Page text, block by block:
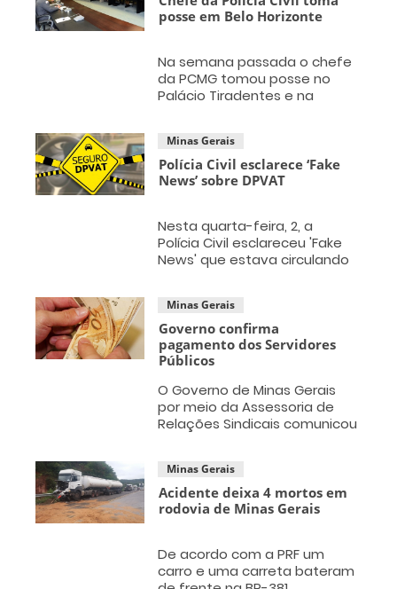
posse em Belo Horizonte
Na semana passada o chefe
da PCMG tomou posse no
Palácio Tiradentes e na
Romeu Zema.
Minas Gerais
Polícia Civil esclarece ‘Fake
News’ sobre DPVAT
Nesta quarta-feira, 2, a
Polícia Civil esclareceu 'Fake
News' que estava circulando
Minas Gerais
Governo confirma
pagamento dos Servidores
Públicos
O Governo de Minas Gerais
por meio da Assessoria de
Relações Sindicais comunicou
Servidores Públicos Estaduais
ativos e inativos
Minas Gerais
Acidente deixa 4 mortos em
rodovia de Minas Gerais
De acordo com a PRF um
carro e uma carreta bateram